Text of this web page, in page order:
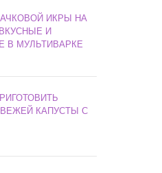
ИКРЫ НА
И
В МУЛЬТИВАРКЕ
КАПУСТЫ С